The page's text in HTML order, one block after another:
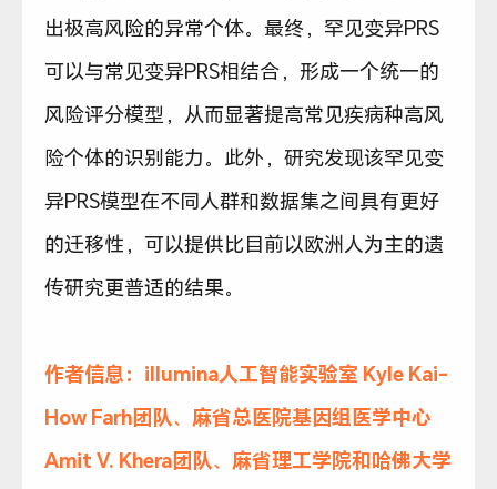
出极高风险的异常个体。最终，罕见变异PRS
可以与常见变异PRS相结合，形成一个统一的
风险评分模型，从而显著提高常见疾病种高风
险个体的识别能力。此外，研究发现该罕见变
异PRS模型在不同人群和数据集之间具有更好
的迁移性，可以提供比目前以欧洲人为主的遗
传研究更普适的结果。
作者信息：illumina人工智能实验室 Kyle Kai-
How Farh团队、麻省总医院基因组医学中心
Amit V. Khera团队、麻省理工学院和哈佛大学